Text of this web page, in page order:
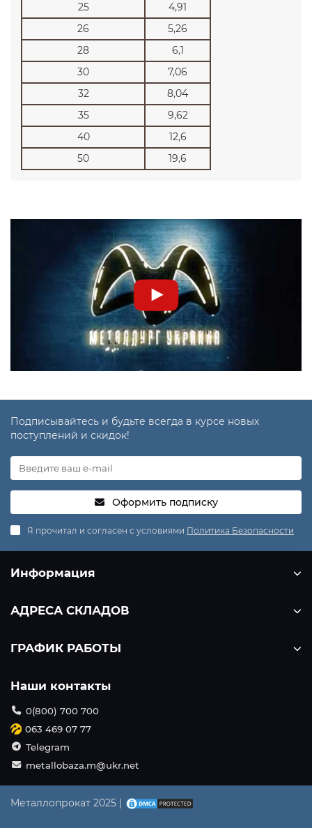
25
4,91
26
5,26
28
6,1
30
7,06
32
8,04
35
9,62
40
12,6
50
19,6
Подписывайтесь и будьте всегда в курсе новых
поступлений и скидок!
Оформить подписку
Я прочитал и согласен с условиями Политика Безопасности
Информация
АДРЕСА СКЛАДОВ
ГРАФИК РАБОТЫ
Наши контакты
0(800) 700 700
063 469 07 77
Telegram
metallobaza.m@ukr.net
Металлопрокат 2025 |